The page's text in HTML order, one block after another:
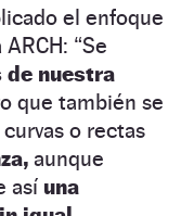
el enfoque
“Se
nuestra
que también se
o rectas
aunque
así una